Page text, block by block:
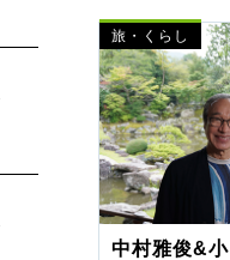
旅・くらし
中村雅俊&